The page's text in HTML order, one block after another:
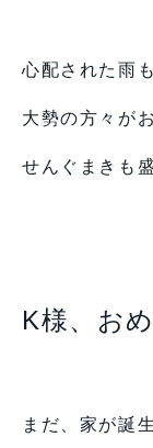
心配された雨
大勢の方々が
せんぐまきも
K様、お
まだ、家が誕